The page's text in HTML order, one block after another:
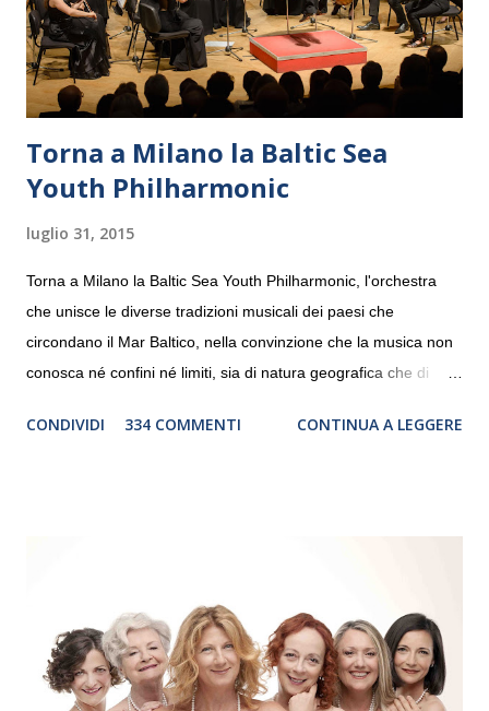
Torna a Milano la Baltic Sea
Youth Philharmonic
luglio 31, 2015
Torna a Milano la Baltic Sea Youth Philharmonic, l'orchestra
che unisce le diverse tradizioni musicali dei paesi che
circondano il Mar Baltico, nella convinzione che la musica non
conosca né confini né limiti, sia di natura geografica che di
debutterà il 10 settembre a Heiden, in Germania, e toccherà, in
“Settembre dell’Accademia” dove si esibirà per il secondo anno
consecutivo. Il pubblico milanese avrà il piacere di applaudire i
giovani artisti della Baltic Sea Youth Philharmonic per la quarta
CONDIVIDI 334 COMMENTI CONTINUA A LEGGERE